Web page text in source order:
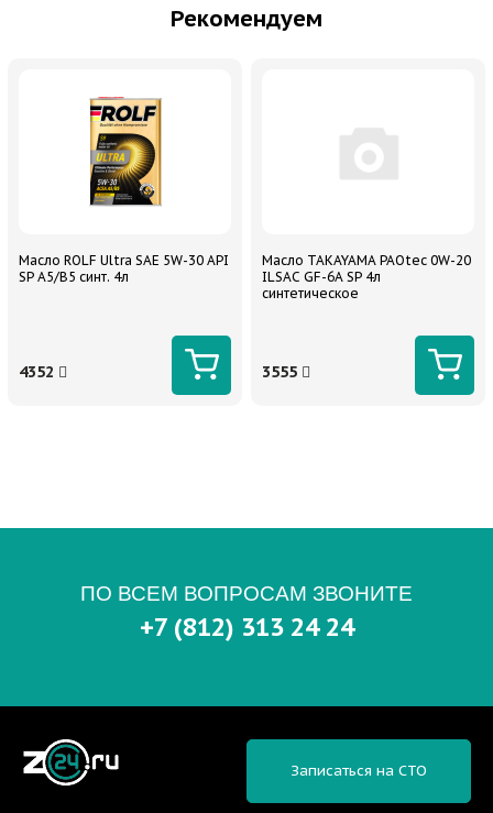
Рекомендуем
Масло ROLF Ultra SAE 5W-30 API
SP A5/B5 синт. 4л
4352
Масло TAKAYAMA PAOtec 0W-20
ILSAC GF-6A SP 4л
синтетическое
3555
ПО ВСЕМ ВОПРОСАМ ЗВОНИТЕ
+7 (812) 313 24 24
Записаться на СТО